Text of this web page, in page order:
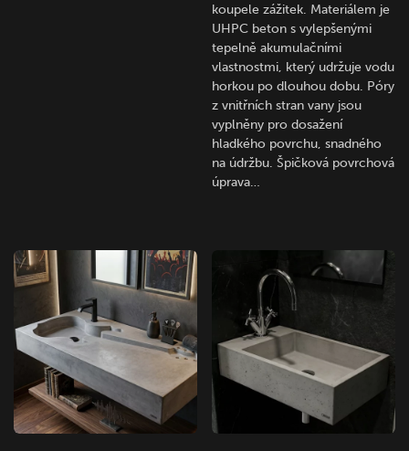
koupele zážitek. Materiálem je
UHPC beton s vylepšenými
tepelně akumulačními
vlastnostmi, který udržuje vodu
horkou po dlouhou dobu. Póry
z vnitřních stran vany jsou
vyplněny pro dosažení
hladkého povrchu, snadného
na údržbu. Špičková povrchová
úprava…